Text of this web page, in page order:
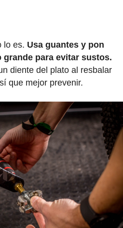
lo es. Usa guantes y pon
grande para evitar sustos.
diente del plato al resbalar
que mejor prevenir.